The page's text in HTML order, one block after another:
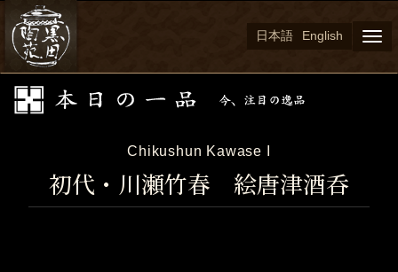
日本語 English
Chikushun Kawase I
初代・川瀬竹春 絵唐津酒呑